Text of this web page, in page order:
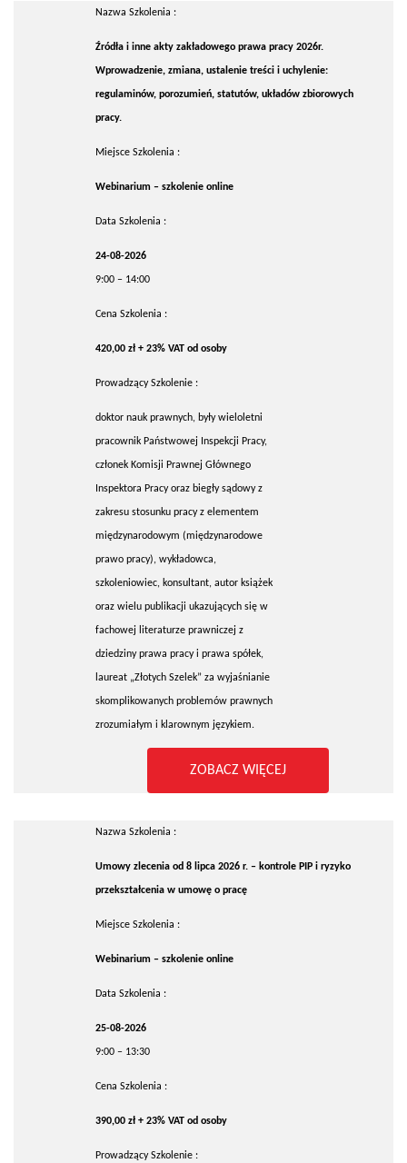
Nazwa Szkolenia :
Źródła i inne akty zakładowego prawa pracy 2026r.
Wprowadzenie, zmiana, ustalenie treści i uchylenie:
regulaminów, porozumień, statutów, układów zbiorowych
pracy.
Miejsce Szkolenia :
Webinarium – szkolenie online
Data Szkolenia :
24-08-2026
9:00 – 14:00
Cena Szkolenia :
420,00 zł + 23% VAT od osoby
Prowadzący Szkolenie :
doktor nauk prawnych, były wieloletni
pracownik Państwowej Inspekcji Pracy,
członek Komisji Prawnej Głównego
Inspektora Pracy oraz biegły sądowy z
zakresu stosunku pracy z elementem
międzynarodowym (międzynarodowe
prawo pracy), wykładowca,
szkoleniowiec, konsultant, autor książek
oraz wielu publikacji ukazujących się w
fachowej literaturze prawniczej z
dziedziny prawa pracy i prawa spółek,
laureat „Złotych Szelek” za wyjaśnianie
skomplikowanych problemów prawnych
zrozumiałym i klarownym językiem.
ZOBACZ WIĘCEJ
Nazwa Szkolenia :
Umowy zlecenia od 8 lipca 2026 r. – kontrole PIP i ryzyko
przekształcenia w umowę o pracę
Miejsce Szkolenia :
Webinarium – szkolenie online
Data Szkolenia :
25-08-2026
9:00 – 13:30
Cena Szkolenia :
390,00 zł + 23% VAT od osoby
Prowadzący Szkolenie :